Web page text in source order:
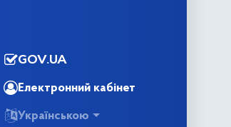
GOV.UA
Електронний кабінет
Українською